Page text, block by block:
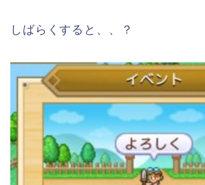
しばらくすると、、？